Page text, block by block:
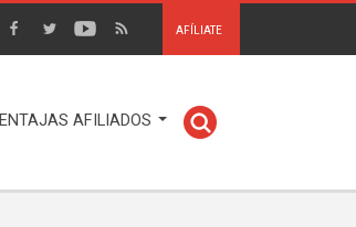
AFÍLIATE
AFILIADOS